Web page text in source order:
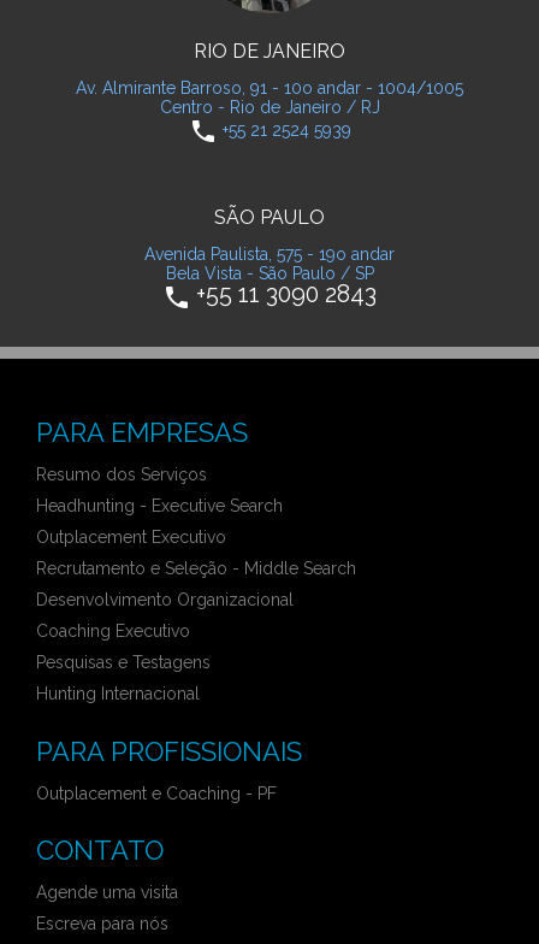
RIO DE JANEIRO
Av. Almirante Barroso, 91 - 10o andar - 1004/1005
Centro - Rio de Janeiro / RJ
phone +55 21 2524 5939
SÃO PAULO
Avenida Paulista, 575 - 19o andar
Bela Vista - São Paulo / SP
phone +55 11 3090 2843
PARA EMPRESAS
Resumo dos Serviços
Headhunting - Executive Search
Outplacement Executivo
Recrutamento e Seleção - Middle Search
Desenvolvimento Organizacional
Coaching Executivo
Pesquisas e Testagens
Hunting Internacional
PARA PROFISSIONAIS
Outplacement e Coaching - PF
CONTATO
Agende uma visita
Escreva para nós